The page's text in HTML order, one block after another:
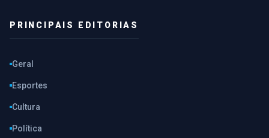
PRINCIPAIS EDITORIAS
Geral
Esportes
Cultura
Política